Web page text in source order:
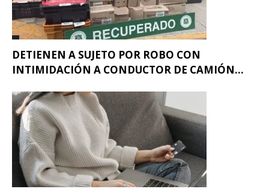
DETIENEN A SUJETO POR ROBO CON
INTIMIDACIÓN A CONDUCTOR DE CAMIÓN...